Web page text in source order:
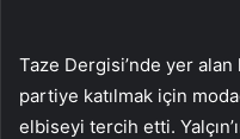
Taze Dergisi’nde yer
partiye katılmak için
elbiseyi tercih etti.